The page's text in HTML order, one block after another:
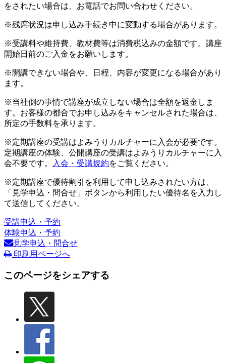
をされたい場合は、お電話でお問い合わせください。
※残席状況は申し込み手続き中に変動する場合があります。
※受講料や維持費、教材費等は消費税込みの金額です。講座
開始日前のご入金をお願いします。
※開講できない場合や、日程、内容が変更になる場合があり
ます。
※当社側の事情で講座が成立しない場合は全額を返金しま
す。お客様の都合でお申し込みをキャンセルされた場合は、
所定の手数料を承ります。
※定期講座の受講はよみうりカルチャーに入会が必要です。
定期講座の体験、公開講座の受講はよみうりカルチャーに入
会不要です。
入会・受講規約をご覧ください。
※定期講座で優待割引を利用して申し込みされたい方は、
「見学申込・問合せ」ボタンから利用したい優待名を入力し
て送信してください。
受講申込・予約
体験申込・予約
見学申込・問合せ
印刷用ページへ
このページをシェアする